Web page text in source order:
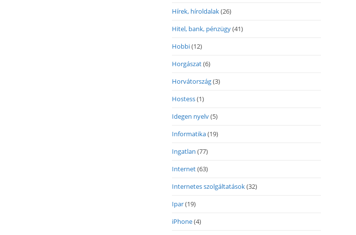
Hírek, híroldalak(26)
Hitel, bank, pénzügy(41)
Hobbi(12)
Horgászat(6)
Horvátország(3)
Hostess(1)
Idegen nyelv(5)
Informatika(19)
Ingatlan (77)
Internet(63)
Internetes szolgáltatások(32)
Ipar(19)
iPhone(4)